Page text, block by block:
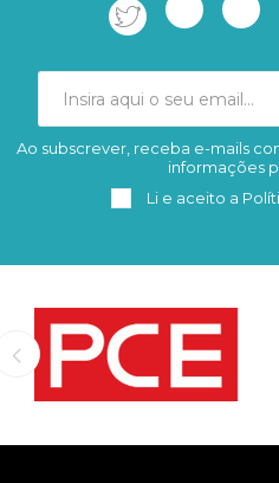
Subscrever
Ao subscrever, receba e-mails
informações
Li e aceito a